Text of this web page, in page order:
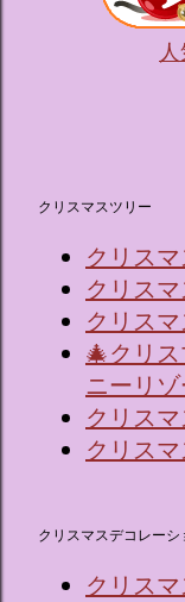
（テーマルーム）
人気キャラクター
でデザインした客
クリスマスツリー
クリス
クリス
クリス
🎄クリ
ニーリ
クリス
クリス
クリスマスデコレーシ
クリス